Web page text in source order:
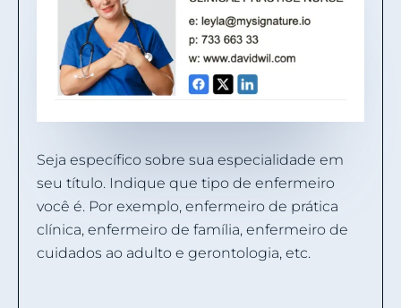
Seja específico sobre sua especialidade em
seu título. Indique que tipo de enfermeiro
você é. Por exemplo, enfermeiro de prática
clínica, enfermeiro de família, enfermeiro de
cuidados ao adulto e gerontologia, etc.